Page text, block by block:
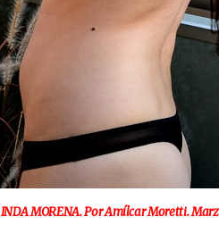
INDA MORENA. Por Amílcar Moretti.